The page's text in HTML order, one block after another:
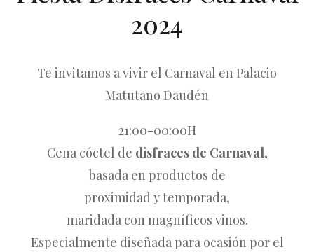
2024
Te invitamos a vivir el Carnaval en Palacio
Matutano Daudén
21:00-00:00H
Cena cóctel de disfraces de Carnaval,
basada en productos de
proximidad y temporada,
maridada con magníficos vinos.
Especialmente diseñada para ocasión por el